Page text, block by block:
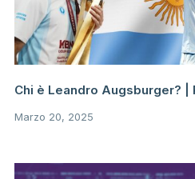
Chi è Leandro Augsburger? |
Marzo 20, 2025